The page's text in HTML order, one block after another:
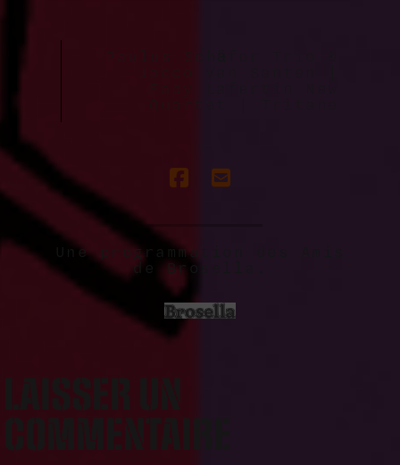
Paulus Schäfer Trio &
Fapy Lafertin New
Une programmation des Amis
de Brosella.
LAISSER UN
COMMENTAIRE